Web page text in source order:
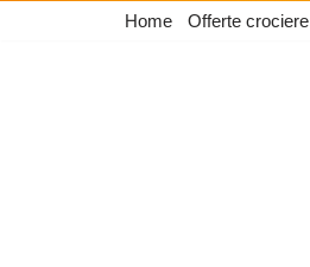
Home Offerte crociere